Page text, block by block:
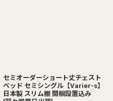
セミオーダーショート丈チェスト
ベッド セミシングル【Varier-s】
日本製 スリム棚 開梱設置込み